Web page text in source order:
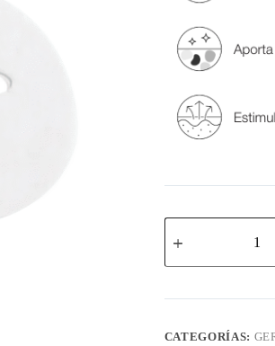
Máscara
Repair
Progress
CATEGORÍAS: